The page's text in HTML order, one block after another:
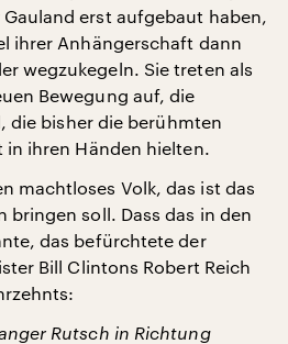
erst aufgebaut haben,
ihrer Anhängerschaft dann
wegzukegeln. Sie treten als
Bewegung auf, die
die bisher die berühmten
in ihren Händen hielten.
machtloses Volk, das ist das
bringen soll. Dass das in den
das befürchtete der
Bill Clintons Robert Reich
Rutsch in Richtung